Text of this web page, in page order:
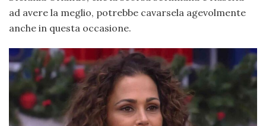
ad avere la meglio, potrebbe cavarsela agevolmente
anche in questa occasione.